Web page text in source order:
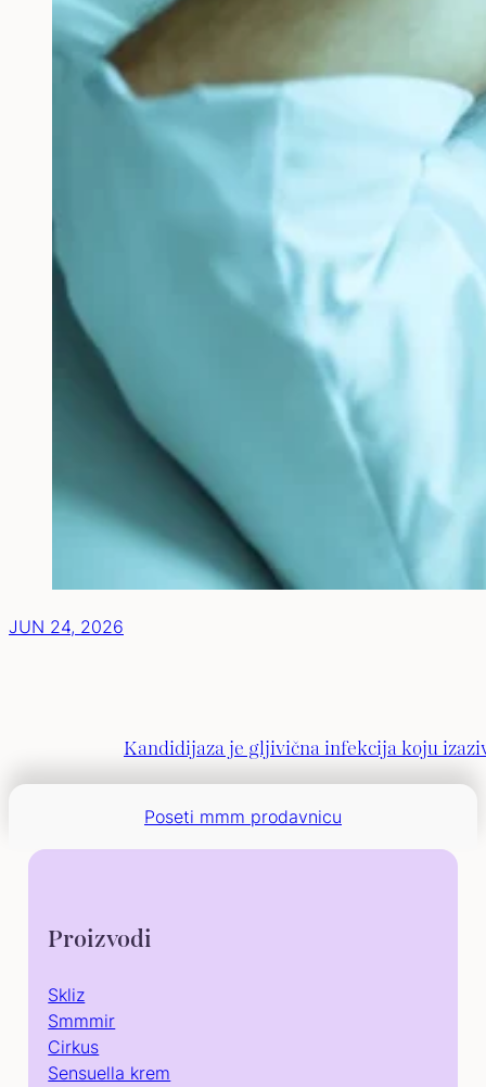
JUN 24, 2026
Kandidijaza je gljivična infekcija koju
Poseti mmm prodavnicu
Proizvodi
Skliz
Smmmir
Cirkus
Sensuella krem